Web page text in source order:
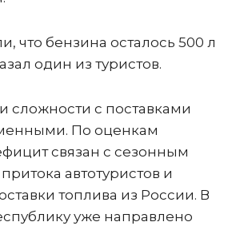
что бензина осталось 500 л
один из туристов.
сложности с поставками
По оценкам
связан с сезонным
автотуристов и
топлива из России. В
уже направлено